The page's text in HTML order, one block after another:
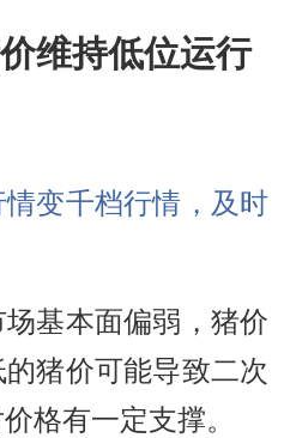
维持低位运行
变千档行情，及时
基本面偏弱，猪价
猪价可能导致二次
格有一定支撑。